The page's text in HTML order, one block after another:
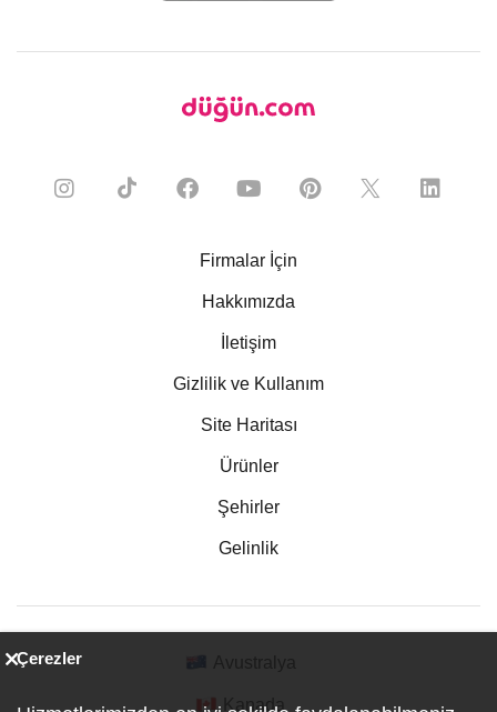
Firmalar İçin
Hakkımızda
İletişim
Gizlilik ve Kullanım
Site Haritası
Ürünler
Şehirler
Gelinlik
Kanada
Çerezler